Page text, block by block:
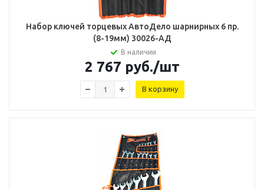
Набор ключей торцевых АвтоДело шарнирных 6 пр.
(8-19мм) 30026-АД
В наличии
2 767 руб./шт
В корзину